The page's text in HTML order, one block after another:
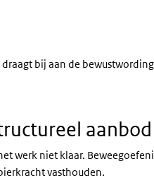
bij aan de
aanbod
werk niet klaar.
vasthouden.